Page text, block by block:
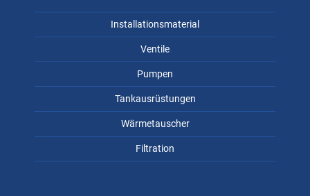
Installationsmaterial
Ventile
Pumpen
Tankausrüstungen
Wärmetauscher
Filtration